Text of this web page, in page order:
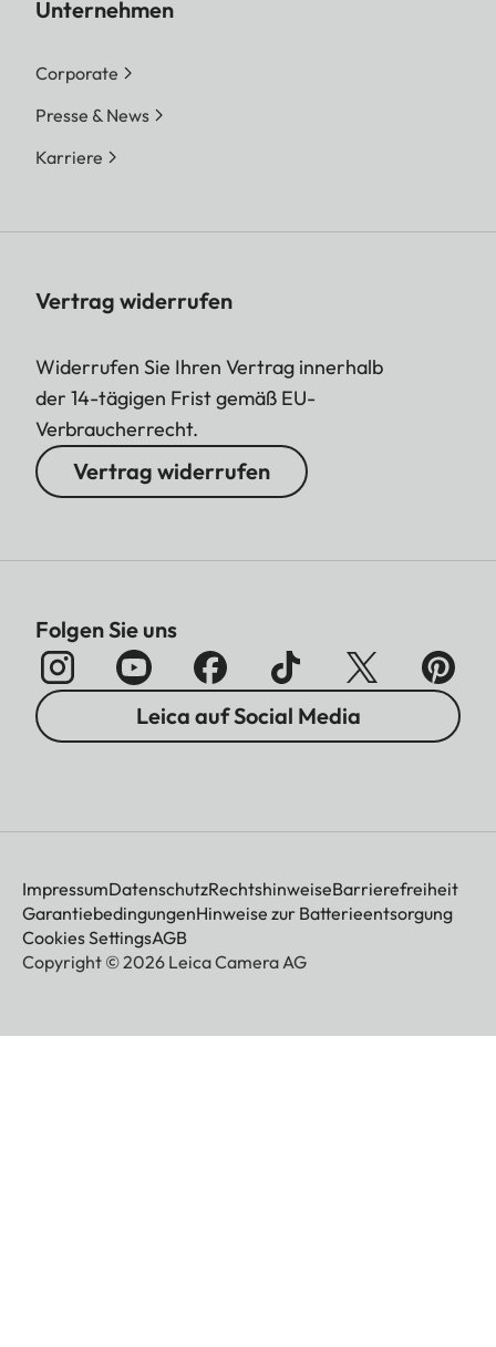
Unternehmen
Corporate
Presse & News
Karriere
Vertrag widerrufen
Widerrufen Sie Ihren Vertrag innerhalb
der 14-tägigen Frist gemäß EU-
Verbraucherrecht.
Vertrag widerrufen
Folgen Sie uns
Leica auf Social Media
ImpressumDatenschutzRechtshinweiseBarrierefreiheit
GarantiebedingungenHinweise zur Batterieentsorgung
Cookies SettingsAGB
Copyright © 2026 Leica Camera AG